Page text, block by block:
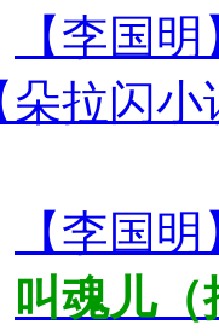
【李国
朵拉闪
【李国
叫魂儿